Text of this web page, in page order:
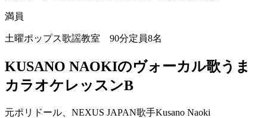
満員
土曜ポップス歌謡教室 90分定員8名
KUSANO NAOKIのヴォーカル歌うま
カラオケレッスンB
元ポリドール、NEXUS JAPAN歌手Kusano Naoki